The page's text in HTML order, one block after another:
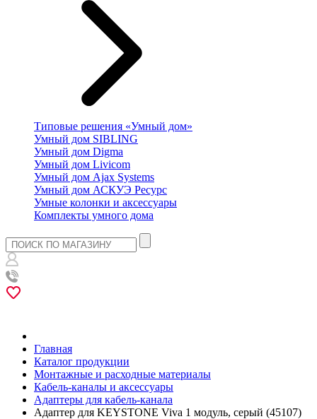
Типовые решения «Умный дом»
Умный дом SIBLING
Умный дом Digma
Умный дом Livicom
Умный дом Ajax Systems
Умный дом АСКУЭ Ресурс
Умные колонки и аксессуары
Комплекты умного дома
Главная
Каталог продукции
Монтажные и расходные материалы
Кабель-каналы и аксессуары
Адаптеры для кабель-канала
Адаптер для KEYSTONE Viva 1 модуль, серый (45107)